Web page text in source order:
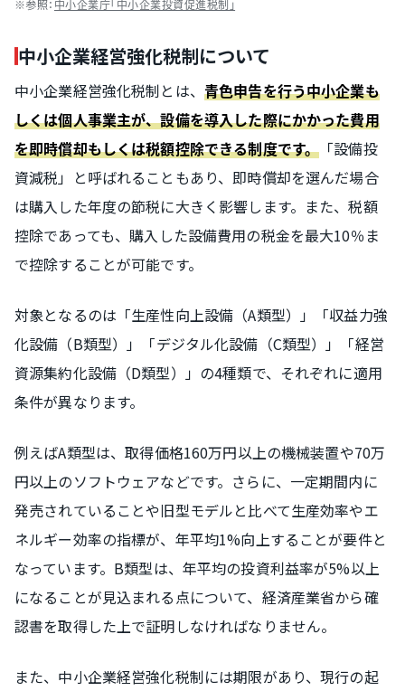
※参照： 中小企業庁「中小企業投資促進税制」
中小企業経営強化税制について
中小企業経営強化税制とは、 青色申告を行う中小企業も
しくは個人事業主が、設備を導入した際にかかった費用
を即時償却もしくは税額控除できる制度です。 「設備投
資減税」と呼ばれることもあり、即時償却を選んだ場合
は購入した年度の節税に大きく影響します。また、税額
控除であっても、購入した設備費用の税金を最大10％ま
で控除することが可能です。
対象となるのは「生産性向上設備（A類型）」「収益力強
化設備（B類型）」「デジタル化設備（C類型）」「経営
資源集約化設備（D類型）」の4種類で、それぞれに適用
条件が異なります。
例えばA類型は、取得価格160万円以上の機械装置や70万
円以上のソフトウェアなどです。さらに、一定期間内に
発売されていることや旧型モデルと比べて生産効率やエ
ネルギー効率の指標が、年平均1%向上することが要件と
なっています。B類型は、年平均の投資利益率が5%以上
になることが見込まれる点について、経済産業省から確
認書を取得した上で証明しなければなりません。
また、中小企業経営強化税制には期限があり、現行の起